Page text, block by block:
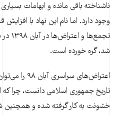
ناشناخته باقی مانده و ابهامات
وجود دارد. اما نام این نهاد با
شد، گره خورده است.
اعتراض­‌های
تاریخ جمهوری اسلامی دانست، چرا
خشونت به کار گرفته شده و همچنین